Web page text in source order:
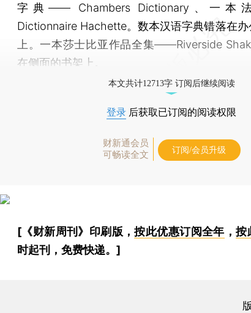
字典—— Chambers Dictionary、一
Dictionnaire Hachette。数本汉语字典错落在办
上。一本莎士比亚作品全集——Riverside
在侧面的书架上。
本文共计12713字 订阅后继续阅读
登录 后获取已订阅的阅读权限
财新通会员
可畅读全文
订阅/会员升级
[《财新周刊》印刷版，按此优惠订阅全年 ，按
时起刊，免费快递。]